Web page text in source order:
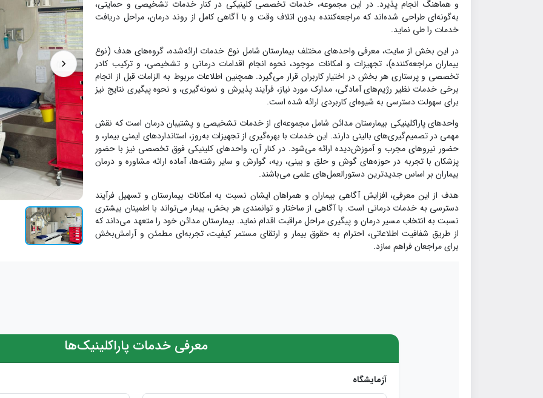
و هماهنگ انجام پذیرد. در این مجموعه، خدمات تخصصی کلینیکی در کنار خدمات تشخیصی و حمایتی،
به‌گونه‌ای طراحی شده‌اند که مراجعه‌کننده بدون اتلاف وقت و با آگاهی کامل از روند درمان، مراحل دریافت
خدمات را طی نماید.
در این بخش از سایت، معرفی واحدهای مختلف بیمارستان شامل نوع خدمات ارائه‌شده، گروه‌های هدف (نوع
بیماران مراجعه‌کننده)، تجهیزات و امکانات موجود، نحوه انجام اقدامات درمانی و تشخیصی، و ترکیب کادر
تخصصی و پرستاری هر بخش در اختیار کاربران قرار می‌گیرد. همچنین اطلاعات مربوط به الزامات قبل از انجام
برخی خدمات نظیر رژیم‌های آمادگی، مدارک مورد نیاز، فرآیند پذیرش و نمونه‌گیری، و نحوه پیگیری نتایج نیز
برای سهولت دسترسی به شیوه‌ای کاربردی ارائه شده است.
واحدهای پاراکلینیکی بیمارستان مدائن شامل مجموعه‌ای از خدمات تشخیصی و پشتیبان درمان است که نقش
مهمی در تصمیم‌گیری‌های بالینی دارند. این خدمات با بهره‌گیری از تجهیزات به‌روز، استانداردهای ایمنی بیمار، و
حضور نیروهای مجرب و آموزش‌دیده ارائه می‌شود. در کنار آن، واحدهای کلینیکی فوق تخصصی نیز با حضور
پزشکان با تجربه در حوزه‌های گوش و حلق و بینی، ریه، گوارش و سایر رشته‌ها، آماده ارائه مشاوره و درمان
بیماران بر اساس جدیدترین دستورالعمل‌های علمی می‌باشند.
هدف از این معرفی، افزایش آگاهی بیماران و همراهان ایشان نسبت به امکانات بیمارستان و تسهیل فرآیند
دسترسی به خدمات درمانی است. با آگاهی از ساختار و توانمندی هر بخش، بیمار می‌تواند با اطمینان بیشتری
نسبت به انتخاب مسیر درمان و پیگیری مراحل مراقبت اقدام نماید. بیمارستان مدائن خود را متعهد می‌داند که
از طریق شفافیت اطلاعاتی، احترام به حقوق بیمار و ارتقای مستمر کیفیت، تجربه‌ای مطمئن و آرامش‌بخش
برای مراجعان فراهم سازد.
معرفی خدمات پاراکلینیک‌ها
آزمایشگاه